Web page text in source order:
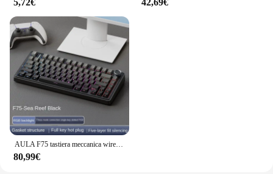
5,72€ 42,69€
AULA F75 tastiera meccanica wireless Reaper Axis Gamer tastiera personalizzata Hot-Swap 75% Layout struttura della guarnizione del profilo OEM
80,99€